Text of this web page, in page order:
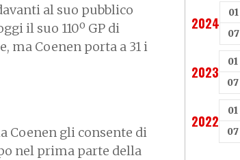
al suo pubblico
il suo 110º GP di
ma Coenen porta a 31 i
Coenen gli consente di
nel prima parte della
2024
01
07
2023
01
07
2022
01
07